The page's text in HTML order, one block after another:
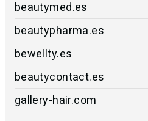
beautymed.es
beautypharma.es
bewellty.es
beautycontact.es
gallery-hair.com